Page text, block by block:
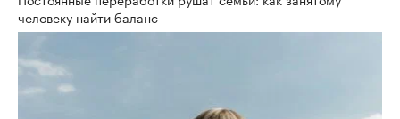
человеку найти баланс